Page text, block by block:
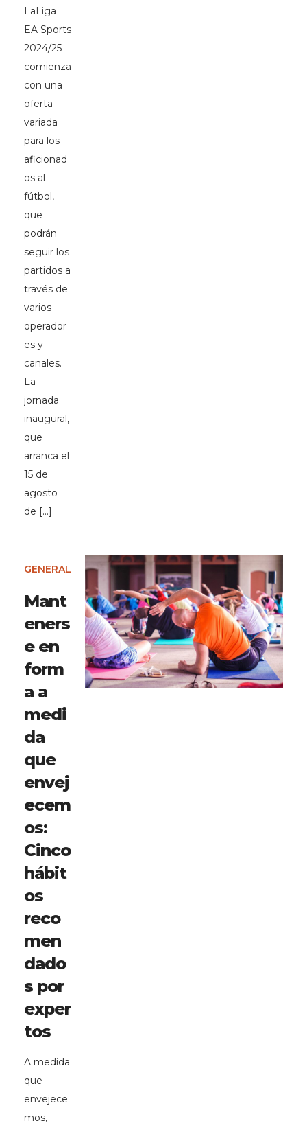
LaLiga
EA Sports
2024/25
comienza
con una
oferta
variada
para los
aficionad
os al
fútbol,
que
podrán
seguir los
partidos a
través de
varios
operador
es y
canales.
La
jornada
inaugural,
que
arranca el
15 de
agosto
de […]
GENERAL
Mant
eners
e en
form
a a
medi
da
que
envej
ecem
os:
Cinco
hábit
os
reco
men
dado
s por
exper
tos
A medida
que
envejece
mos,